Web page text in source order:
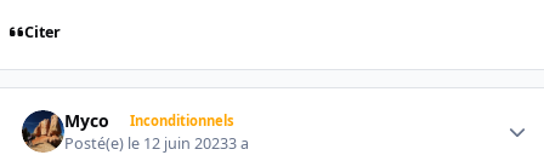
Citer
Myco Inconditionnels
Posté(e) le 12 juin 20233 a